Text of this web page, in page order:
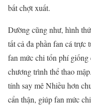
bất chợt xuất.
Dường cũng như, hình
tất cả đa phần fan cá trực
fan mức chi tổn phí giống
chương trình thể thao
tính say mê Nhiều hơn
cẩn thận, giúp fan mức